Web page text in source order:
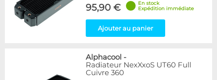
95,90 €
En stock
Expédition immédiate
Ajouter au panier
Alphacool -
Radiateur NexXxoS UT60 Full
Cuivre 360